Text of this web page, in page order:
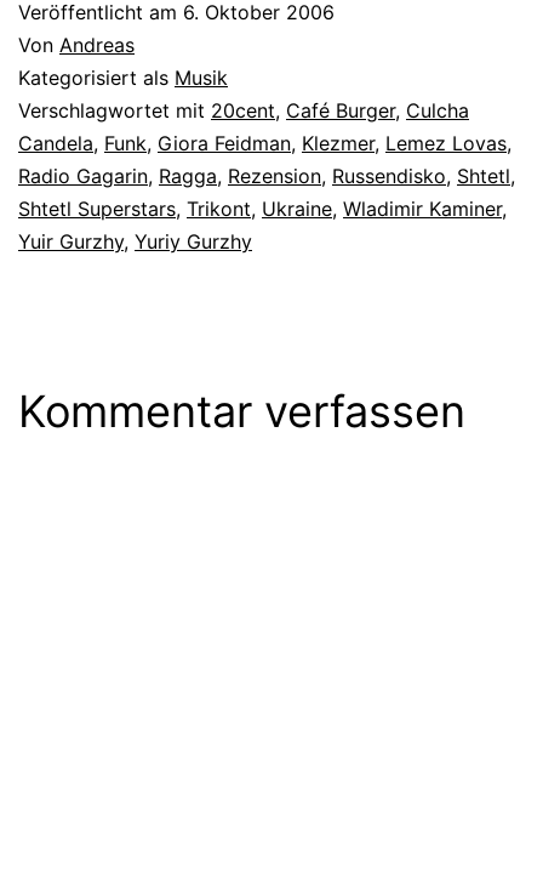
Veröffentlicht am 6. Oktober 2006
Von Andreas
Kategorisiert als Musik
Verschlagwortet mit 20cent, Café Burger, Culcha
Candela, Funk, Giora Feidman, Klezmer, Lemez Lovas,
Radio Gagarin, Ragga, Rezension, Russendisko, Shtetl,
Shtetl Superstars, Trikont, Ukraine, Wladimir Kaminer,
Yuir Gurzhy, Yuriy Gurzhy
Kommentar verfassen